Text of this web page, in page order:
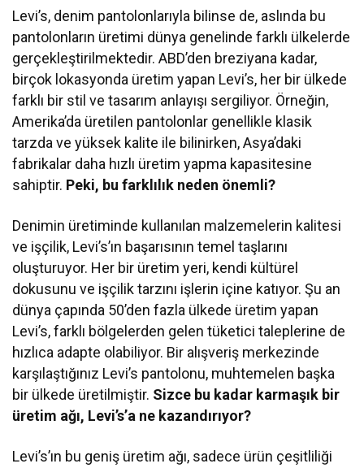
Levi’s, denim pantolonlarıyla bilinse de, aslında bu
pantolonların üretimi dünya genelinde farklı ülkelerde
gerçekleştirilmektedir. ABD’den breziyana kadar,
birçok lokasyonda üretim yapan Levi’s, her bir ülkede
farklı bir stil ve tasarım anlayışı sergiliyor. Örneğin,
Amerika’da üretilen pantolonlar genellikle klasik
tarzda ve yüksek kalite ile bilinirken, Asya’daki
fabrikalar daha hızlı üretim yapma kapasitesine
sahiptir. Peki, bu farklılık neden önemli?
Denimin üretiminde kullanılan malzemelerin kalitesi
ve işçilik, Levi’s’ın başarısının temel taşlarını
oluşturuyor. Her bir üretim yeri, kendi kültürel
dokusunu ve işçilik tarzını işlerin içine katıyor. Şu an
dünya çapında 50’den fazla ülkede üretim yapan
Levi’s, farklı bölgelerden gelen tüketici taleplerine de
hızlıca adapte olabiliyor. Bir alışveriş merkezinde
karşılaştığınız Levi’s pantolonu, muhtemelen başka
bir ülkede üretilmiştir. Sizce bu kadar karmaşık bir
üretim ağı, Levi’s’a ne kazandırıyor?
Levi’s’ın bu geniş üretim ağı, sadece ürün çeşitliliği